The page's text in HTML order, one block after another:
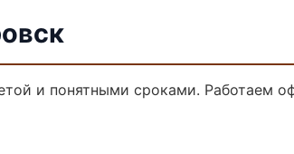
и понятными сроками. Работаем